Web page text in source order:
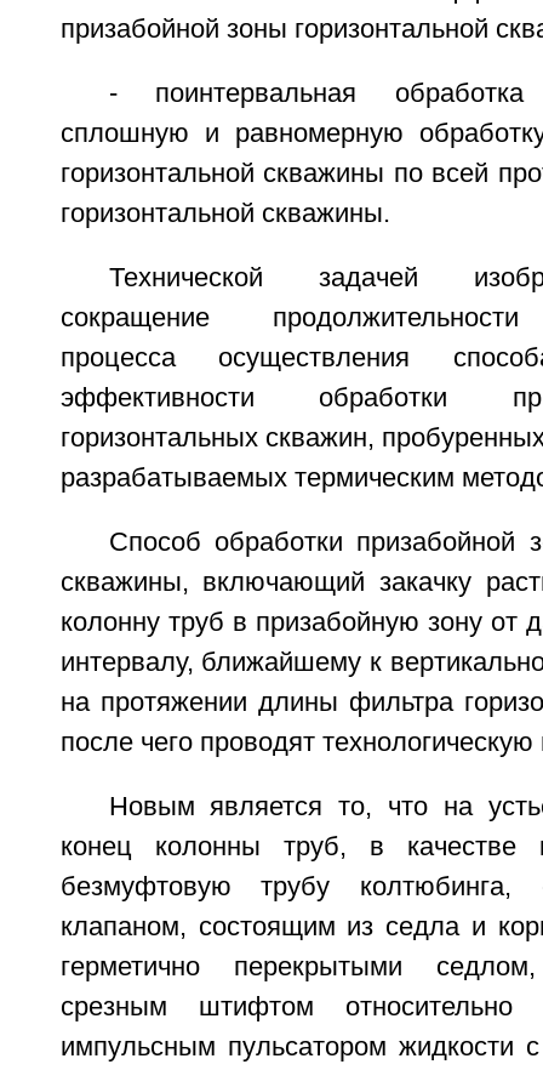
призабойной зоны горизонтальной
- поинтервальная
сплошную и равномерную
горизонтальной скважины по всей
горизонтальной скважины.
Технической задачей
сокращение продолжительности
процесса осуществления
эффективности обработки
горизонтальных скважин,
разрабатываемых термическим
Способ обработки призабойной
скважины, включающий закачку
колонну труб в призабойную зону от
интервалу, ближайшему к
на протяжении длины фильтра
после чего проводят
Новым является то, что на
конец колонны труб, в качестве
безмуфтовую трубу колтюбинга,
клапаном, состоящим из седла и
герметично перекрытыми
срезным штифтом
импульсным пульсатором жидкости